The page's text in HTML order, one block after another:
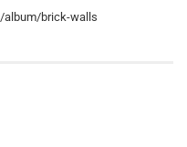
album/brick-walls